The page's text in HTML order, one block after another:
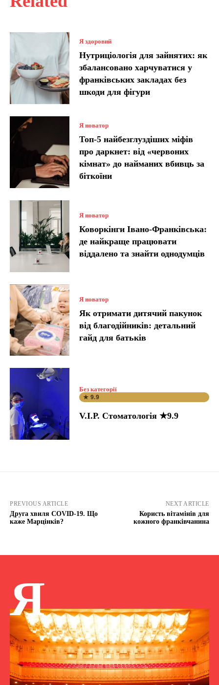
Я здоровий
Нутриціологія для зайнятих: як
збалансовано харчуватися у
франківських закладах без
шкоди для фігури
Я новатор
Топ-5 найбезглуздіших міфів
про даркнет: від «червоних
кімнат» до найманих вбивць за
біткоїни
Я новатор
Коворкінги Івано-Франківська:
де найкраще працювати
віддалено та знайти однодумців
Я новатор
Як отримати дитячий пакунок
від благодійників: детальний
гайд для батьків
Без категорії
★ 9.9
V.I.P. Стоматологія ★9.9
PREVIOUS ARTICLE
Друга хвиля COVID-19. Що
каже Марцінків?
NEXT ARTICLE
Користь вітамінів для
кожного франківчанина
Я